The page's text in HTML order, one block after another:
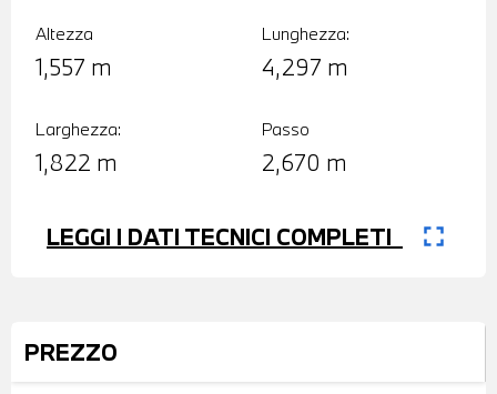
Altezza
1,557 m
Lunghezza:
4,297 m
Larghezza:
1,822 m
Passo
2,670 m
LEGGI I DATI TECNICI COMPLETI fullscreen
PREZZO